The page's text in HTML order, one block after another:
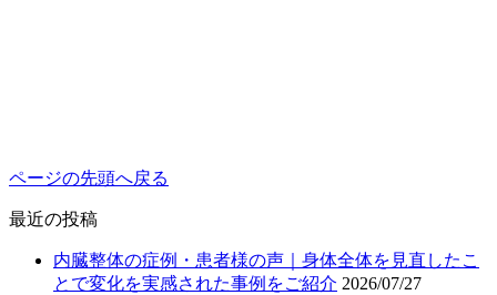
ページの先頭へ戻る
最近の投稿
内臓整体の症例・患者様の声｜身体全体を見直したこ
とで変化を実感された事例をご紹介 2026/07/27